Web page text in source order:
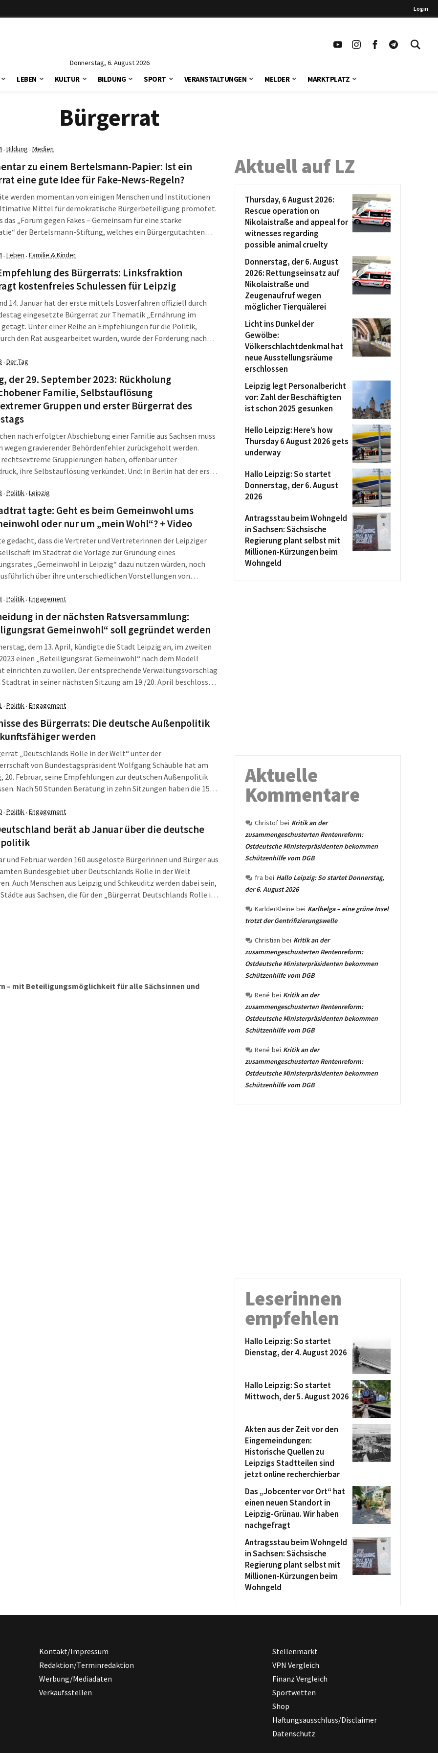
Login
Donnerstag, 6. August 2026
LEBEN KULTUR BILDUNG SPORT VERANSTALTUNGEN MELDER MARKTPLATZ
Bürgerrat
· Bildung · Medien
zu einem Bertelsmann-Papier: Ist ein
eine gute Idee für Fake-News-Regeln?
werden momentan von einigen Menschen und Institutionen
Mittel für demokratische Bürgerbeteiligung promotet.
das „Forum gegen Fakes – Gemeinsam für eine starke
der Bertelsmann-Stiftung, welches ein Bürgergutachten
Themen wurden von den 120 Teilnehmerinnen und
des Bürgerrates und […]
· Leben · Familie & Kinder
des Bürgerrats: Linksfraktion
kostenfreies Schulessen für Leipzig
14. Januar hat der erste mittels Losverfahren offiziell durch
eingesetzte Bürgerrat zur Thematik „Ernährung im
getagt. Unter einer Reihe an Empfehlungen für die Politik,
den Rat ausgearbeitet wurden, wurde der Forderung nach
Ein Thema, das auch in […]
· Der Tag
der 29. September 2023: Rückholung
Familie, Selbstauflösung
Gruppen und erster Bürgerrat des
nach erfolgter Abschiebung einer Familie aus Sachsen muss
wegen gravierender Behördenfehler zurückgeholt werden.
rechtsextreme Gruppierungen haben, offenbar unter
ihre Selbstauflösung verkündet. Und: In Berlin hat der erste
was am Freitag, dem 29. September 2023, in Leipzig,
und […]
· Politik· Leipzig
tagte: Geht es beim Gemeinwohl ums
oder nur um „mein Wohl“? + Video
gedacht, dass die Vertreter und Vertreterinnen der Leipziger
im Stadtrat die Vorlage zur Gründung eines
„Gemeinwohl in Leipzig“ dazu nutzen würden, noch
über ihre unterschiedlichen Vorstellungen von
machte, dass ihn das Gemeinwohl der anderen nicht
[…]
· Politik· Engagement
in der nächsten Ratsversammlung:
Gemeinwohl“ soll gegründet werden
dem 13. April, kündigte die Stadt Leipzig an, im zweiten
einen „Beteiligungsrat Gemeinwohl“ nach dem Modell
einrichten zu wollen. Der entsprechende Verwaltungsvorschlag
in seiner nächsten Sitzung am 19./20. April beschlossen
doch nicht das, was sich der […]
· Politik· Engagement
des Bürgerrats: Die deutsche Außenpolitik
werden
„Deutschlands Rolle in der Welt“ unter der
von Bundestagspräsident Wolfgang Schäuble hat am
20. Februar, seine Empfehlungen zur deutschen Außenpolitik
Nach 50 Stunden Beratung in zehn Sitzungen haben die 154
Deutschlands in der Welt formuliert, die nun bis zum 19. März in
gefasst werden sollen.
· Politik· Engagement
berät ab Januar über die deutsche
und Februar werden 160 ausgeloste Bürgerinnen und Bürger aus
Bundesgebiet über Deutschlands Rolle in der Welt
Auch Menschen aus Leipzig und Schkeuditz werden dabei sein,
aus Sachsen, die für den „Bürgerrat Deutschlands Rolle in
– mit Beteiligungsmöglichkeit für alle Sächsinnen und
Aktuell auf LZ
Thursday, 6 August 2026:
Rescue operation on
Nikolaistraße and appeal for
witnesses regarding
possible animal cruelty
Donnerstag, der 6. August
2026: Rettungseinsatz auf
Nikolaistraße und
Zeugenaufruf wegen
möglicher Tierquälerei
Licht ins Dunkel der
Gewölbe:
Völkerschlachtdenkmal hat
neue Ausstellungsräume
erschlossen
Leipzig legt Personalbericht
vor: Zahl der Beschäftigten
ist schon 2025 gesunken
Hello Leipzig: Here’s how
Thursday 6 August 2026 gets
underway
Hallo Leipzig: So startet
Donnerstag, der 6. August
2026
Antragsstau beim Wohngeld
in Sachsen: Sächsische
Regierung plant selbst mit
Millionen-Kürzungen beim
Wohngeld
Aktuelle
Kommentare
Christof bei Kritik an der
zusammengeschusterten Rentenreform:
Ostdeutsche Ministerpräsidenten bekommen
Schützenhilfe vom DGB
fra bei Hallo Leipzig: So startet Donnerstag,
der 6. August 2026
KarlderKleine bei Karlhelga – eine grüne Insel
trotzt der Gentrifizierungswelle
Christian bei Kritik an der
zusammengeschusterten Rentenreform:
Ostdeutsche Ministerpräsidenten bekommen
Schützenhilfe vom DGB
René bei Kritik an der
zusammengeschusterten Rentenreform:
Ostdeutsche Ministerpräsidenten bekommen
Schützenhilfe vom DGB
René bei Kritik an der
zusammengeschusterten Rentenreform:
Ostdeutsche Ministerpräsidenten bekommen
Schützenhilfe vom DGB
Leserinnen
empfehlen
Hallo Leipzig: So startet
Dienstag, der 4. August 2026
Hallo Leipzig: So startet
Mittwoch, der 5. August 2026
Akten aus der Zeit vor den
Eingemeindungen:
Historische Quellen zu
Leipzigs Stadtteilen sind
jetzt online recherchierbar
Das „Jobcenter vor Ort“ hat
einen neuen Standort in
Leipzig-Grünau. Wir haben
nachgefragt
Antragsstau beim Wohngeld
in Sachsen: Sächsische
Regierung plant selbst mit
Millionen-Kürzungen beim
Wohngeld
Kontakt/Impressum
Redaktion/Terminredaktion
Werbung/Mediadaten
Verkaufsstellen
Stellenmarkt
VPN Vergleich
Finanz Vergleich
Sportwetten
Shop
Haftungsausschluss/Disclaimer
Datenschutz